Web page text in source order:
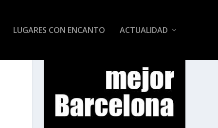
LUGARES CON ENCANTO ACTUALIDAD